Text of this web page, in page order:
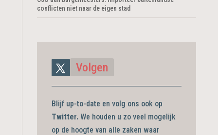
conflicten niet naar de eigen stad
Volgen
Blijf up-to-date en volg ons ook op
Twitter. We houden u zo veel mogelijk
op de hoogte van alle zaken waar